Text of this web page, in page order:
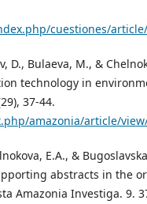
cuestiones/
D., Bulaeva, M., &
technology in
37-44.
amazonia/article/
E.A., &
abstracts in the
Amazonia Investiga. 9.